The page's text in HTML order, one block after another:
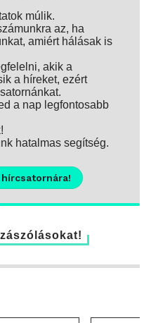
múlik.
az, ha
amiért hálásak is
akik a
a híreket, ezért
a nap legfontosabb
hatalmas segítség.